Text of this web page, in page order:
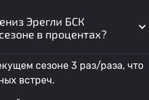
Эрегли БСК
в процентах?
сезоне 3 раз/раза, что
встреч.